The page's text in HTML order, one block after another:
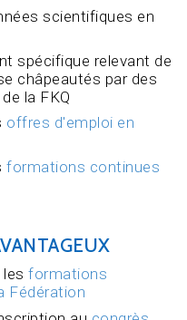
scientifiques en
spécifique relevant de
châpeautés par des
la FKQ
offres d'emploi en
formations continues
lesformations
Fédération